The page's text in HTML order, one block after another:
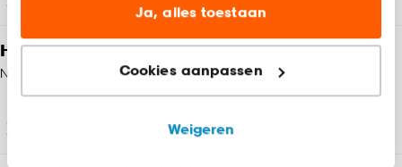
website te verbeteren voor jou en al onze andere
Marketing cookies (optioneel) laten jou
relevante informatie en aanbiedingen zien op
advertenties en communicatie.
Ja, alles toestaan
Cookies aanpassen
Weigeren
Heb je vragen?
Neem contact op met onze klantenservice